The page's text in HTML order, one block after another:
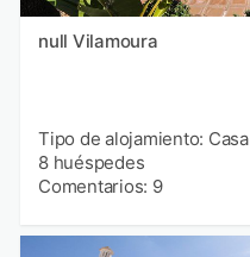
null Vilamoura
Tipo de alojamiento: Casa
8 huéspedes
Comentarios: 9